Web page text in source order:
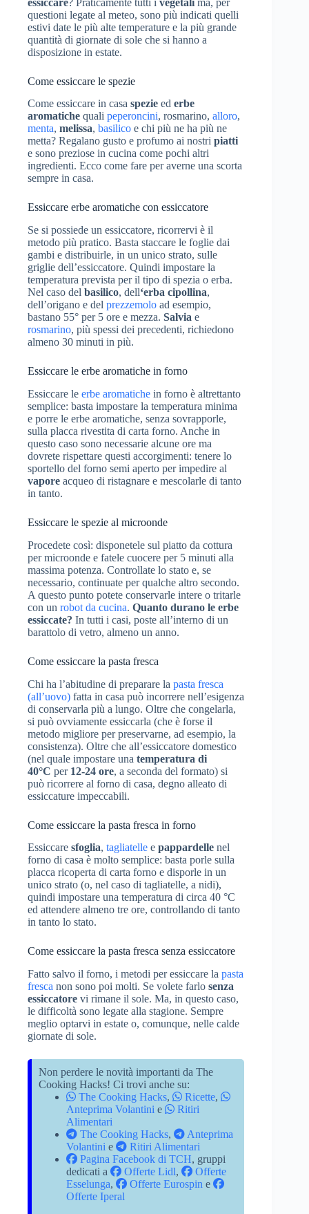
questioni legate al meteo, sono più indicati quelli
estivi date le più alte temperature e la più grande
quantità di giornate di sole che si hanno a
disposizione in estate.
Come essiccare le spezie
Come essiccare in casa spezie ed erbe
aromatiche quali peperoncini, rosmarino, alloro,
menta, melissa, basilico e chi più ne ha più ne
metta? Regalano gusto e profumo ai nostri piatti
e sono preziose in cucina come pochi altri
ingredienti. Ecco come fare per averne una scorta
sempre in casa.
Essiccare erbe aromatiche con essiccatore
Se si possiede un essiccatore, ricorrervi è il
metodo più pratico. Basta staccare le foglie dai
gambi e distribuirle, in un unico strato, sulle
griglie dell’essiccatore. Quindi impostare la
temperatura prevista per il tipo di spezia o erba.
Nel caso del basilico, dell‘erba cipollina,
dell’origano e del prezzemolo ad esempio,
bastano 55° per 5 ore e mezza. Salvia e
rosmarino, più spessi dei precedenti, richiedono
almeno 30 minuti in più.
Essiccare le erbe aromatiche in forno
Essiccare le erbe aromatiche in forno è altrettanto
semplice: basta impostare la temperatura minima
e porre le erbe aromatiche, senza sovrapporle,
sulla placca rivestita di carta forno. Anche in
questo caso sono necessarie alcune ore ma
dovrete rispettare questi accorgimenti: tenere lo
sportello del forno semi aperto per impedire al
vapore acqueo di ristagnare e mescolarle di tanto
in tanto.
Essiccare le spezie al microonde
Procedete così: disponetele sul piatto da cottura
per microonde e fatele cuocere per 5 minuti alla
massima potenza. Controllate lo stato e, se
necessario, continuate per qualche altro secondo.
A questo punto potete conservarle intere o tritarle
con un robot da cucina. Quanto durano le erbe
essiccate? In tutti i casi, poste all’interno di un
barattolo di vetro, almeno un anno.
Come essiccare la pasta fresca
Chi ha l’abitudine di preparare la pasta fresca
(all’uovo) fatta in casa può incorrere nell’esigenza
di conservarla più a lungo. Oltre che congelarla,
si può ovviamente essiccarla (che è forse il
metodo migliore per preservarne, ad esempio, la
consistenza). Oltre che all’essiccatore domestico
(nel quale impostare una temperatura di
40°C per 12-24 ore, a seconda del formato) si
può ricorrere al forno di casa, degno alleato di
essiccature impeccabili.
Come essiccare la pasta fresca in forno
Essiccare sfoglia, tagliatelle e pappardelle nel
forno di casa è molto semplice: basta porle sulla
placca ricoperta di carta forno e disporle in un
unico strato (o, nel caso di tagliatelle, a nidi),
quindi impostare una temperatura di circa 40 °C
ed attendere almeno tre ore, controllando di tanto
in tanto lo stato.
Come essiccare la pasta fresca senza essiccatore
Fatto salvo il forno, i metodi per essiccare la pasta
fresca non sono poi molti. Se volete farlo senza
essiccatore vi rimane il sole. Ma, in questo caso,
le difficoltà sono legate alla stagione. Sempre
meglio optarvi in estate o, comunque, nelle calde
giornate di sole.
Non perdere le novità importanti da The
Cooking Hacks! Ci trovi anche su:
The Cooking Hacks, Ricette,
Anteprima Volantini e
Ritiri
Alimentari
The Cooking Hacks,
Anteprima
Volantini e
Ritiri Alimentari
Pagina Facebook di TCH, gruppi
dedicati a
Offerte Lidl,
Offerte
Esselunga, Offerte Eurospin e
Offerte Iperal